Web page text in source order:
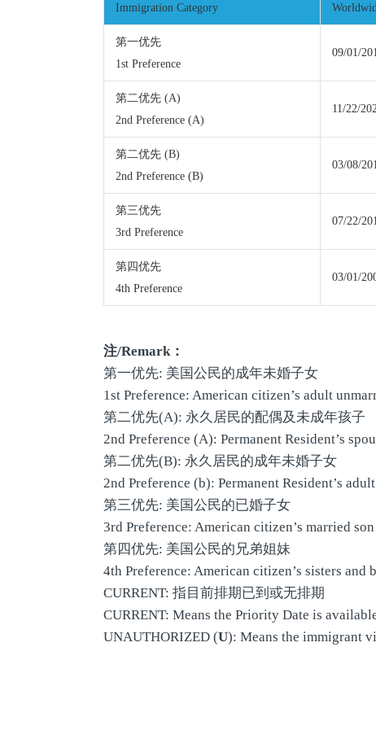
Immigration Category
第一优先
1st Preference
09/01/
第二优先 (A)
2nd Preference (A)
11/22/
第二优先 (B)
2nd Preference (B)
03/08/
第三优先
3rd Preference
07/22/
第四优先
4th Preference
03/01/
注/Remark：
第一优先: 美国公民的成年未婚子女
1st Preference: American citizen’s adult
第二优先(A): 永久居民的配偶及未成年孩子
2nd Preference (A): Permanent Resident’s
第二优先(B): 永久居民的成年未婚子女
2nd Preference (b): Permanent Resident’s
第三优先: 美国公民的已婚子女
3rd Preference: American citizen’s married
第四优先: 美国公民的兄弟姐妹
4th Preference: American citizen’s sisters and
CURRENT: 指目前排期已到或无排期
CURRENT: Means the Priority Date is
UNAUTHORIZED (U): Means the immigrant